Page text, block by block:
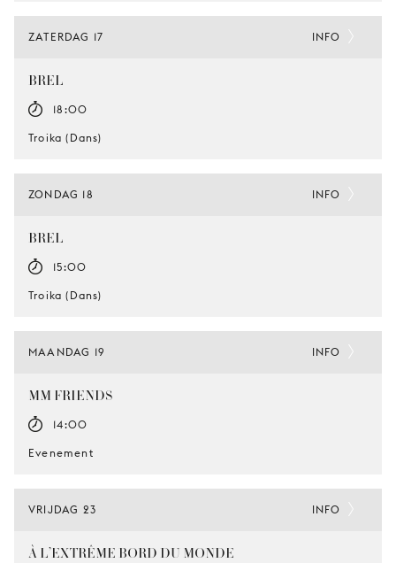
ZATERDAG 17
BREL
18:00
Troika (Dans)
INFO
ZONDAG 18
BREL
15:00
Troika (Dans)
INFO
MAANDAG 19
MM FRIENDS
14:00
Evenement
INFO
VRIJDAG 23
À L’EXTRÊME BORD DU MONDE
INFO